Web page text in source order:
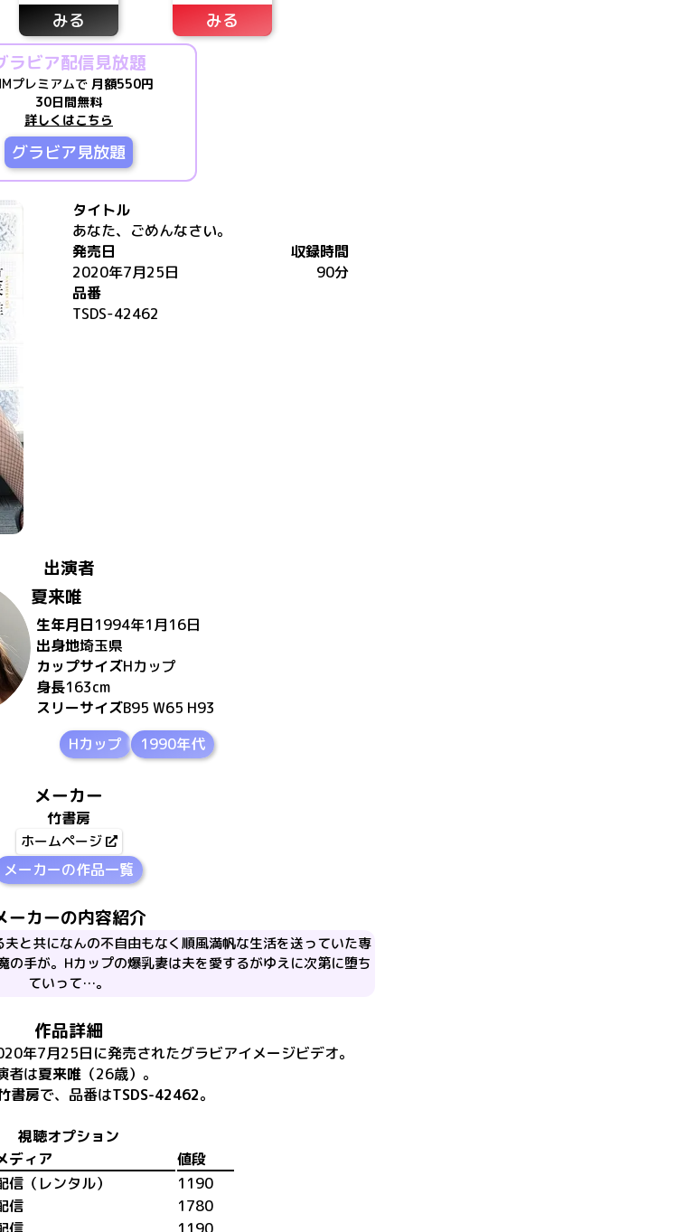
みる みる
ラビア配信見放題
プレミアムで 月額550円
30日間無料
詳しくはこちら
グラビア見放題
タイトル
あなた、ごめんなさい。
発売日
2020年7月25日
収録時間
90分
品番
TSDS-42462
出演者
夏来唯
生年月日1994年1月16日
出身地埼玉県
カップサイズHカップ
身長163cm
スリーサイズB95 W65 H93
Hカップ
1990年代
メーカー
竹書房
ホームページ
メーカーの作品一覧
ーカーの内容紹介
と共になんの不自由もなく順風満帆な生活を送っていた専
の手が。Hカップの爆乳妻は夫を愛するがゆえに次第に堕ち
ていって…。
作品詳細
年7月25日に発売されたグラビアイメージビデオ。
者は夏来唯 （26歳） 。
書房で、​ 品番はTSDS-42462。
視聴オプション
ディア
値段
信（レンタル）
1190
信
1780